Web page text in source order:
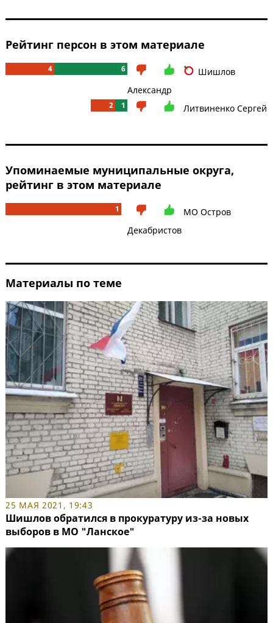
Рейтинг персон в этом материале
4 6
Шишлов
Александр
2 1 Литвиненко Сергей
Упоминаемые муниципальные округа,
рейтинг в этом материале
1
МО Остров
Декабристов
Материалы по теме
25 МАЯ 2021, 19:43
Шишлов обратился в прокуратуру из-за новых
выборов в МО "Ланское"